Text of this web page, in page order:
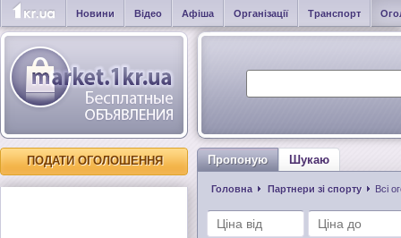
Новини Відео Афіша Організації Транспорт
ПОДАТИ ОГОЛОШЕННЯ Пропоную Шукаю
Головна Партнери зі спорту Всі